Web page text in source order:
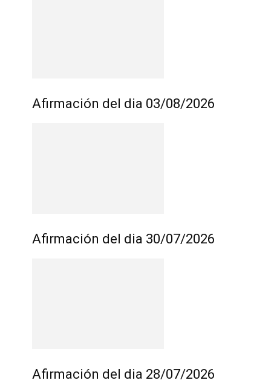
Afirmación del dia 03/08/2026
Afirmación del dia 30/07/2026
Afirmación del dia 28/07/2026